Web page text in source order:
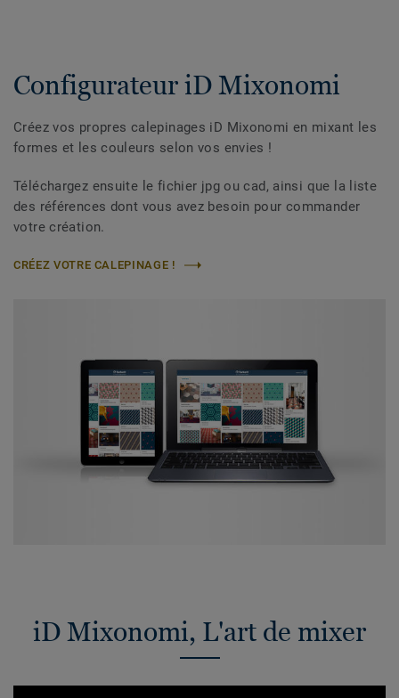
Configurateur iD Mixonomi
Créez vos propres calepinages iD Mixonomi en mixant les
formes et les couleurs selon vos envies !
Téléchargez ensuite le fichier jpg ou cad, ainsi que la liste
des références dont vous avez besoin pour commander
votre création.
CRÉEZ VOTRE CALEPINAGE !
iD Mixonomi, L'art de mixer